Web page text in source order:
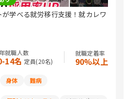
が学べる就労移行支援！就カレワ
就職人数
14名 定員(20名)
就職定着率
90%以上
身体
難病